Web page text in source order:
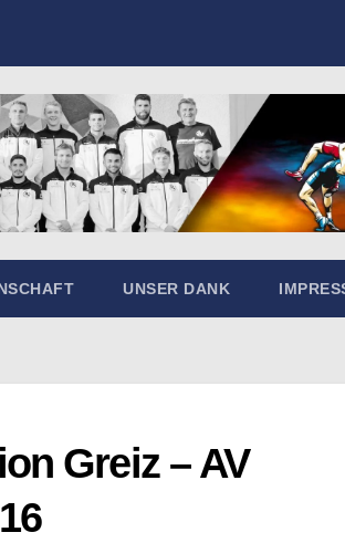
UNSER DANK
Greiz – AV